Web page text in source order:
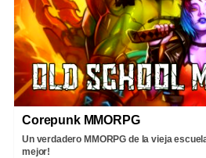
Corepunk MMORPG
Un verdadero MMORPG de la vieja
mejor!